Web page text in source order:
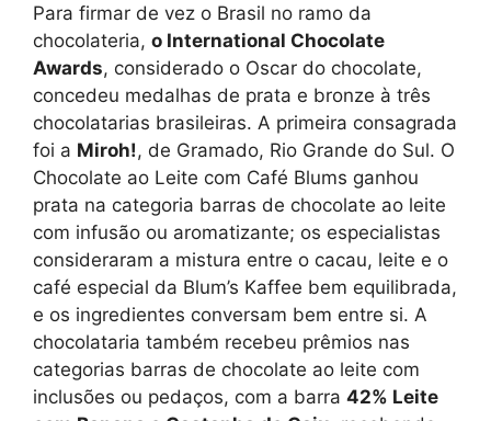
Para firmar de vez o Brasil no ramo da
chocolateria, o International Chocolate
Awards, considerado o Oscar do chocolate,
concedeu medalhas de prata e bronze à três
chocolatarias brasileiras. A primeira consagrada
foi a Miroh!, de Gramado, Rio Grande do Sul. O
Chocolate ao Leite com Café Blums ganhou
prata na categoria barras de chocolate ao leite
com infusão ou aromatizante; os especialistas
consideraram a mistura entre o cacau, leite e o
café especial da Blum’s Kaffee bem equilibrada,
e os ingredientes conversam bem entre si. A
chocolataria também recebeu prêmios nas
categorias barras de chocolate ao leite com
inclusões ou pedaços, com a barra 42% Leite